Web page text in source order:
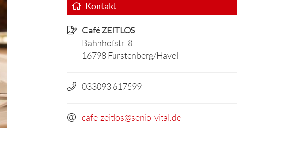
Kontakt
Café ZEITLOS
Bahnhofstr. 8
16798 Fürstenberg/Havel
033093 617599
cafe-zeitlos@senio-vital.de